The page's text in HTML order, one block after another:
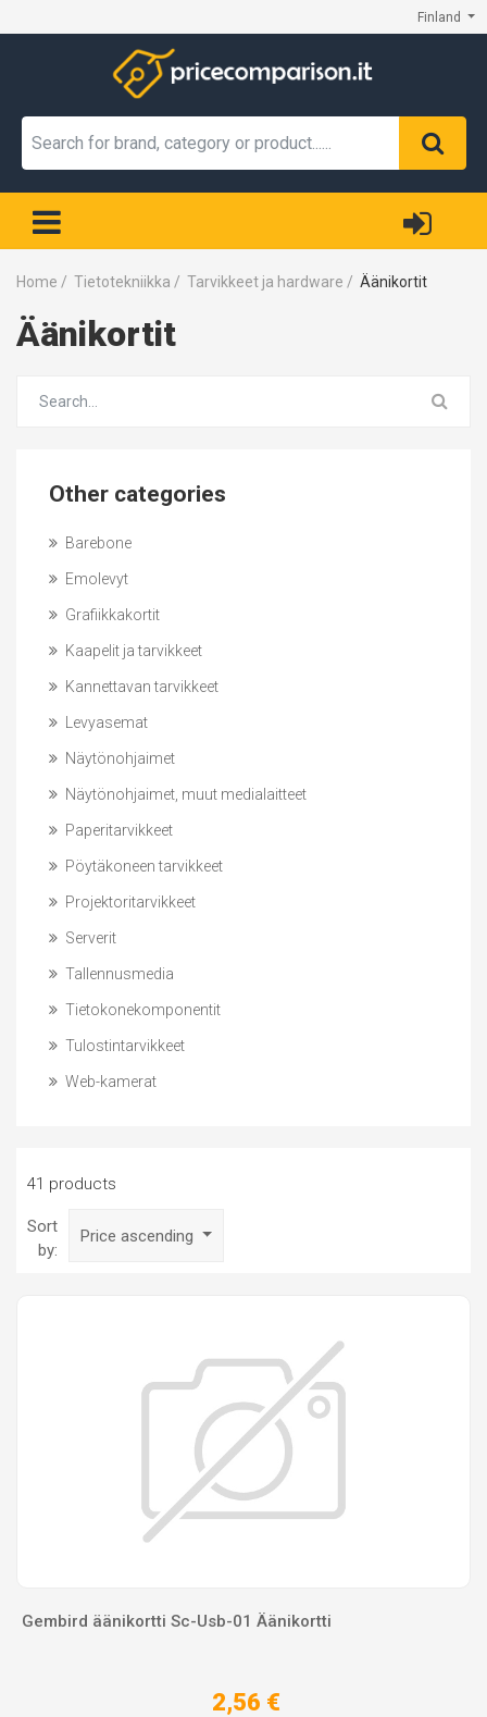
Finland
Home / Tietotekniikka / Tarvikkeet ja hardware / Äänikortit
Äänikortit
Other categories
Barebone
Emolevyt
Grafiikkakortit
Kaapelit ja tarvikkeet
Kannettavan tarvikkeet
Levyasemat
Näytönohjaimet
Näytönohjaimet, muut medialaitteet
Paperitarvikkeet
Pöytäkoneen tarvikkeet
Projektoritarvikkeet
Serverit
Tallennusmedia
Tietokonekomponentit
Tulostintarvikkeet
Web-kamerat
41 products
Sort
by:
Price ascending
Gembird äänikortti Sc-Usb-01 Äänikortti
2,56 €